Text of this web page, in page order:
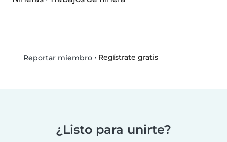
Reportar miembro• Regístrate gratis
¿Listo para unirte?